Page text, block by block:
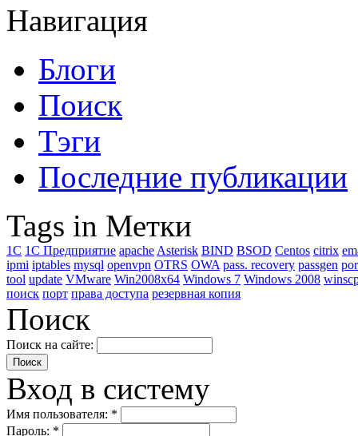
Навигация
Блоги
Поиск
Тэги
Последние публикации
Tags in Метки
1C 1С Предприятие apacheAsterisk BIND BSOD Centos citrix
ipmi iptables mysql openvpn OTRS OWA pass. recovery passgen
tool update VMware Win2008x64 Windows 7 Windows 2008
поиск порт права доступа резервная копия
Поиск
Поиск на сайте:
Вход в систему
Имя пользователя: *
Пароль: *